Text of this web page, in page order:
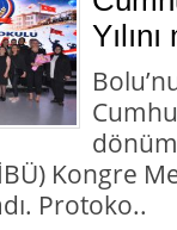
Kongre
Protoko..